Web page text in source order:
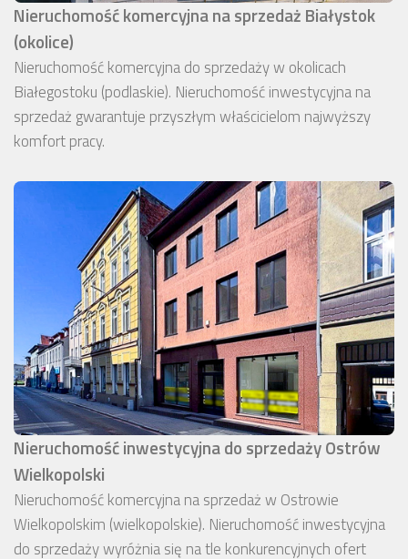
Nieruchomość komercyjna na sprzedaż Białystok
(okolice)
Nieruchomość komercyjna do sprzedaży w okolicach
Białegostoku (podlaskie). Nieruchomość inwestycyjna na
sprzedaż gwarantuje przyszłym właścicielom najwyższy
komfort pracy.
Nieruchomość inwestycyjna do sprzedaży Ostrów
Wielkopolski
Nieruchomość komercyjna na sprzedaż w Ostrowie
Wielkopolskim (wielkopolskie). Nieruchomość inwestycyjna
do sprzedaży wyróżnia się na tle konkurencyjnych ofert